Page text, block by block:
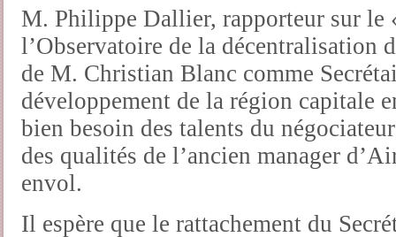
M. Philippe Dallier, rapporteur sur le
l’Observatoire de la décentralisation
de M. Christian Blanc comme
développement de la région capitale
bien besoin des talents du
des qualités de l’ancien manager
envol.
Il espère que le rattachement du